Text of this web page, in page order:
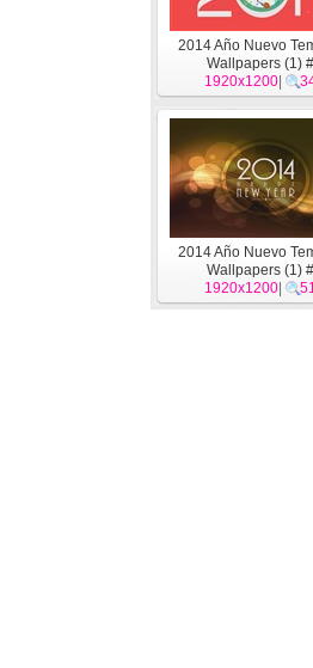
2014 Año Nuevo
Wallpapers (1)
1920x1200
2014 Año Nuevo
Wallpapers (1)
1920x1200